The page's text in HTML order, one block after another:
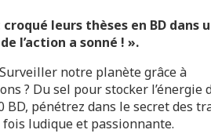
leurs thèses en BD dans
l’action a sonné ! ».
notre planète grâce à
? Du sel pour stocker l’énergie
pénétrez dans le secret des
ludique et passionnante.